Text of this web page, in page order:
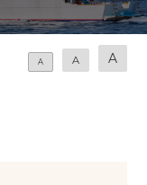
A
A A